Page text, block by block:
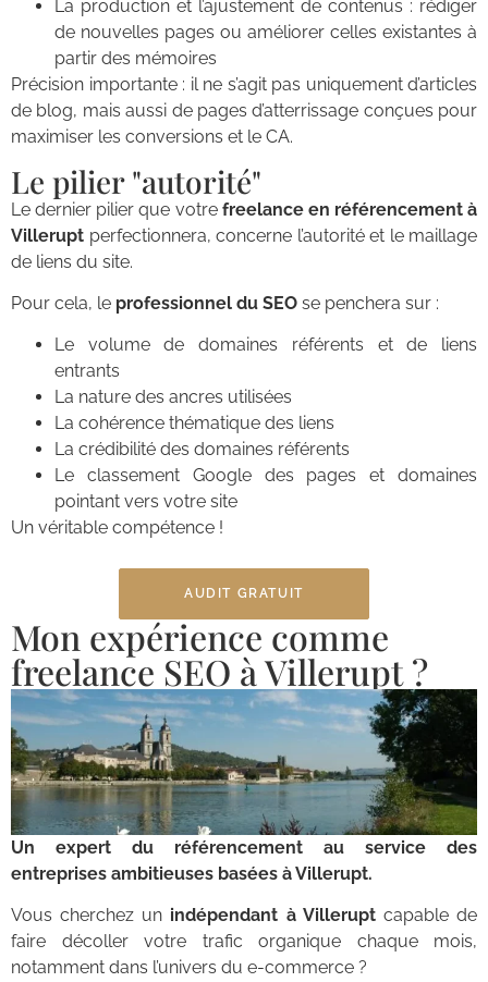
La production et l’ajustement de contenus : rédiger
de nouvelles pages ou améliorer celles existantes à
partir des mémoires
Précision importante : il ne s’agit pas uniquement d’articles
de blog, mais aussi de pages d’atterrissage conçues pour
maximiser les conversions et le CA.
Le pilier "autorité"
Le dernier pilier que votre freelance en référencement à
Villerupt perfectionnera, concerne l’autorité et le maillage
de liens du site.
Pour cela, le professionnel du SEO se penchera sur :
Le volume de domaines référents et de liens
entrants
La nature des ancres utilisées
La cohérence thématique des liens
La crédibilité des domaines référents
Le classement Google des pages et domaines
pointant vers votre site
Un véritable compétence !
AUDIT GRATUIT
Mon expérience comme
freelance SEO à Villerupt ?
Un expert du référencement au service des
entreprises ambitieuses basées à Villerupt.
Vous cherchez un indépendant à Villeruptcapable de
faire décoller votre trafic organique chaque mois,
notamment dans l’univers du e-commerce ?